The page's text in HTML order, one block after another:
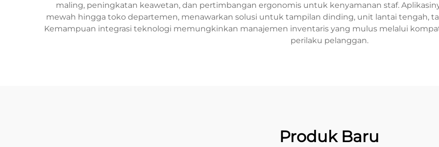
maling, peningkatan keawetan, dan pertimbangan ergonomis untuk kenyamanan staf.
mewah hingga toko departemen, menawarkan solusi untuk tampilan dinding, unit lantai tengah,
Kemampuan integrasi teknologi memungkinkan manajemen inventaris yang mulus melalui
perilaku pelanggan.
Produk Baru